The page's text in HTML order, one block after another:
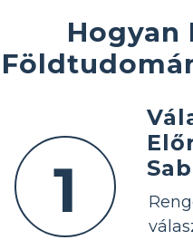
Hogyan
1